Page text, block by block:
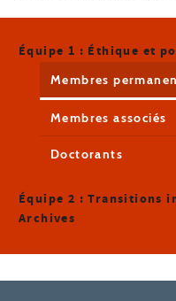
Équipe 1 : Éthique et
Membres
Membres associés
Doctorants
Équipe 2 : Transitions
Archives